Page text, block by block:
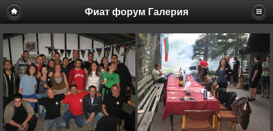
Фиат форум Галерия